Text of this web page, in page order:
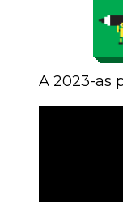
A 2023-as